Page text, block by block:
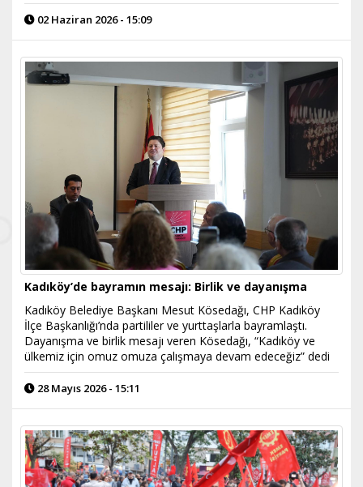
02 Haziran 2026 - 15:09
Kadıköy’de bayramın mesajı: Birlik ve dayanışma
Kadıköy Belediye Başkanı Mesut Kösedağı, CHP Kadıköy
İlçe Başkanlığı’nda partililer ve yurttaşlarla bayramlaştı.
Dayanışma ve birlik mesajı veren Kösedağı, “Kadıköy ve
ülkemiz için omuz omuza çalışmaya devam edeceğiz” dedi
28 Mayıs 2026 - 15:11